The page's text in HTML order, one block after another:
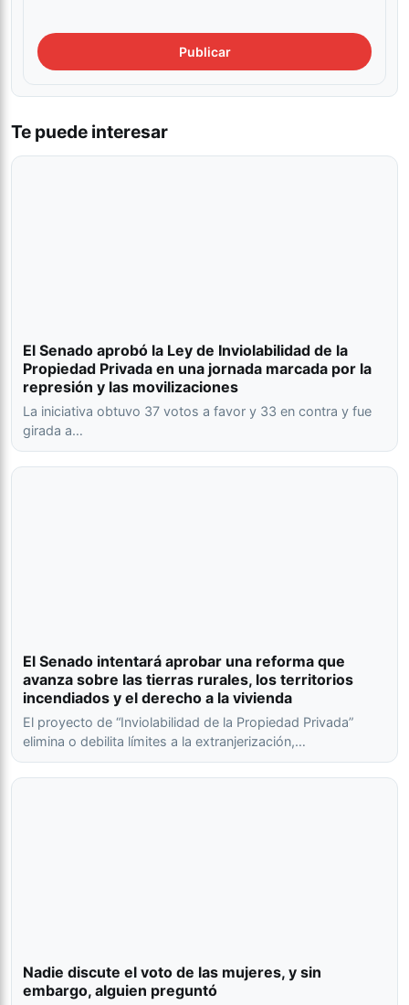
Te puede interesar
El Senado aprobó la Ley de Inviolabilidad de la
Propiedad Privada en una jornada marcada por la
represión y las movilizaciones
La iniciativa obtuvo 37 votos a favor y 33 en contra y fue
girada a…
El Senado intentará aprobar una reforma que
avanza sobre las tierras rurales, los territorios
incendiados y el derecho a la vivienda
El proyecto de “Inviolabilidad de la Propiedad Privada”
elimina o debilita límites a la extranjerización,…
Nadie discute el voto de las mujeres, y sin
embargo, alguien preguntó